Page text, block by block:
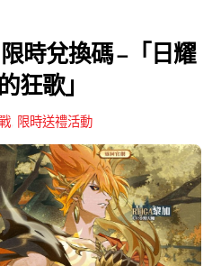
時兌換碼 –「日耀
狂歌」
, 限時送禮活動